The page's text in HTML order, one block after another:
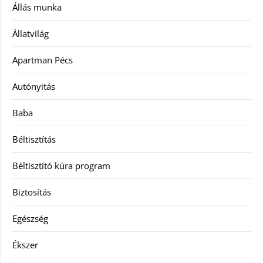
Állás munka
Állatvilág
Apartman Pécs
Autónyitás
Baba
Béltisztítás
Béltisztító kúra program
Biztosítás
Egészség
Ékszer